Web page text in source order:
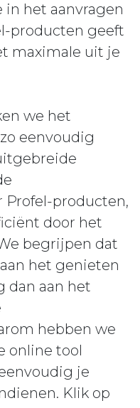
in het aanvragen
producten geeft
maximale uit je
we het
eenvoudig
producten,
door het
begrijpen dat
het genieten
dan aan het
hebben we
online tool
je
Klik op